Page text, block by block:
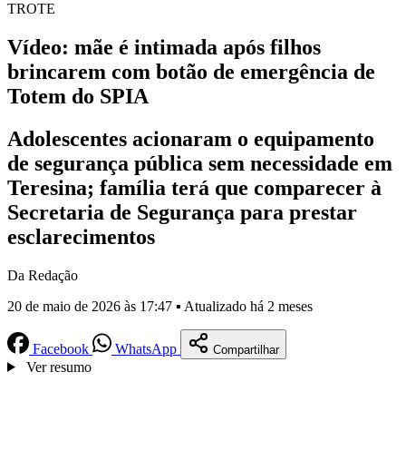
TROTE
Vídeo: mãe é intimada após filhos
brincarem com botão de emergência de
Totem do SPIA
Adolescentes acionaram o equipamento
de segurança pública sem necessidade em
Teresina; família terá que comparecer à
Secretaria de Segurança para prestar
esclarecimentos
Da Redação
20 de maio de 2026 às 17:47 ▪ Atualizado há 2 meses
Facebook WhatsApp Compartilhar
Ver resumo